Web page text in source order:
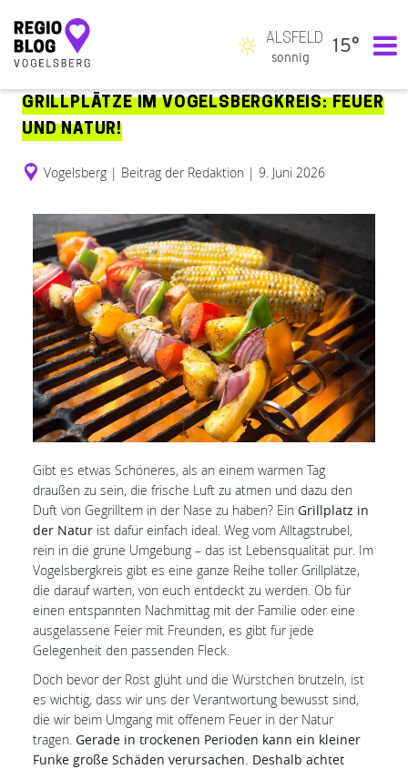
Hauptnavigation
ALSFELD
sonnig
15°
GRILLPLÄTZE IM VOGELSBERGKREIS: FEUER
UND NATUR!
Vogelsberg | Beitrag der Redaktion | 9. Juni 2026
Gibt es etwas Schöneres, als an einem warmen Tag
draußen zu sein, die frische Luft zu atmen und dazu den
Duft von Gegrilltem in der Nase zu haben? Ein Grillplatz in
der Natur ist dafür einfach ideal. Weg vom Alltagstrubel,
rein in die grüne Umgebung – das ist Lebensqualität pur. Im
Vogelsbergkreis gibt es eine ganze Reihe toller Grillplätze,
die darauf warten, von euch entdeckt zu werden. Ob für
einen entspannten Nachmittag mit der Familie oder eine
ausgelassene Feier mit Freunden, es gibt für jede
Gelegenheit den passenden Fleck.
Doch bevor der Rost glüht und die Würstchen brutzeln, ist
es wichtig, dass wir uns der Verantwortung bewusst sind,
die wir beim Umgang mit offenem Feuer in der Natur
tragen. Gerade in trockenen Perioden kann ein kleiner
Funke große Schäden verursachen. Deshalb achtet